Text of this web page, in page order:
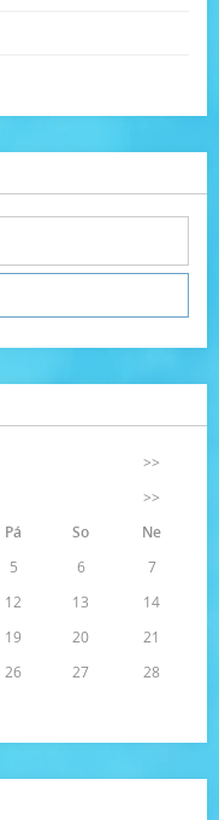
>>
>>
Pá So
Ne
5 6
7
12 13
14
19 20
21
26 27
28